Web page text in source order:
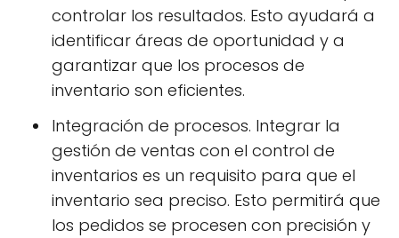
controlar los resultados. Esto ayudará a
identificar áreas de oportunidad y a
garantizar que los procesos de
inventario son eficientes.
Integración de procesos. Integrar la
gestión de ventas con el control de
inventarios es un requisito para que el
inventario sea preciso. Esto permitirá que
los pedidos se procesen con precisión y